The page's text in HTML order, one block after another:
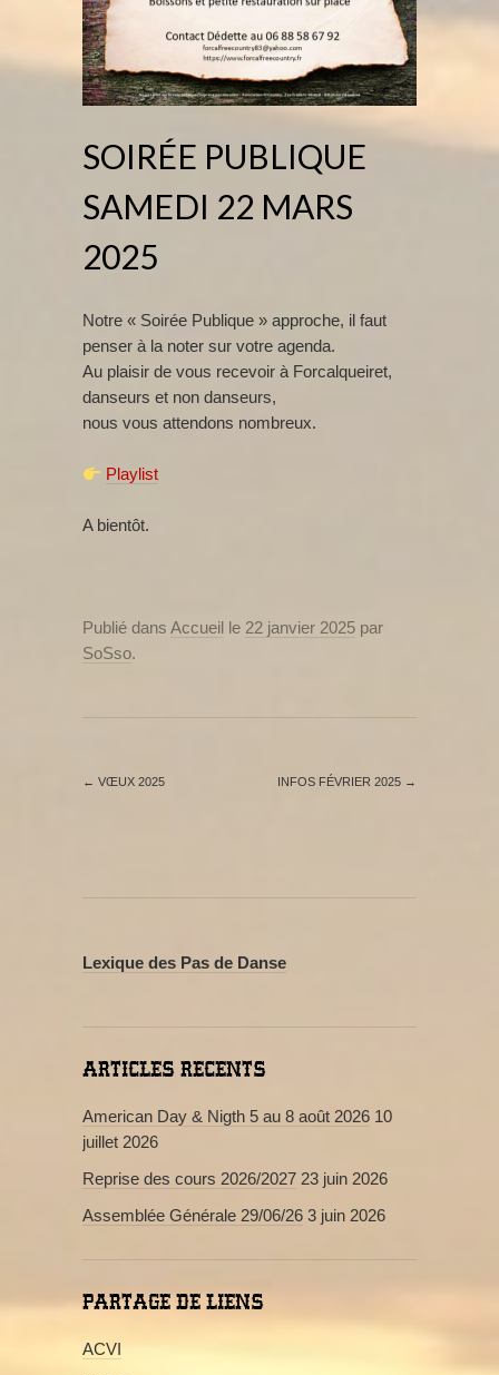
SOIRÉE PUBLIQUE
SAMEDI 22 MARS
2025
Notre « Soirée Publique » approche, il faut
penser à la noter sur votre agenda.
Au plaisir de vous recevoir à Forcalqueiret,
danseurs et non danseurs,
nous vous attendons nombreux.
Playlist
A bientôt.
Publié dans Accueil le 22 janvier 2025 par
SoSso.
← VŒUX 2025 INFOS FÉVRIER 2025 →
Lexique des Pas de Danse
ARTICLES RECENTS
American Day & Nigth 5 au 8 août 2026 10
juillet 2026
Reprise des cours 2026/2027 23 juin 2026
Assemblée Générale 29/06/26 3 juin 2026
PARTAGE DE LIENS
ACVI